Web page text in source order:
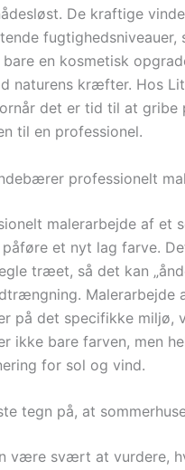
De kraftige
bare en kosmetisk
naturens kræfter. Hos
det er tid til at gribe
til en professionel.
professionelt
malerarbejde af et
et nyt lag farve.
træet, så det kan
på det specifikke miljø,
ikke bare farven, men
for sol og vind.
tegn på, at
være svært at vurdere,